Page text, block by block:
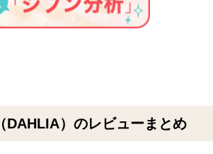
DAHLIA）のレビューまとめ